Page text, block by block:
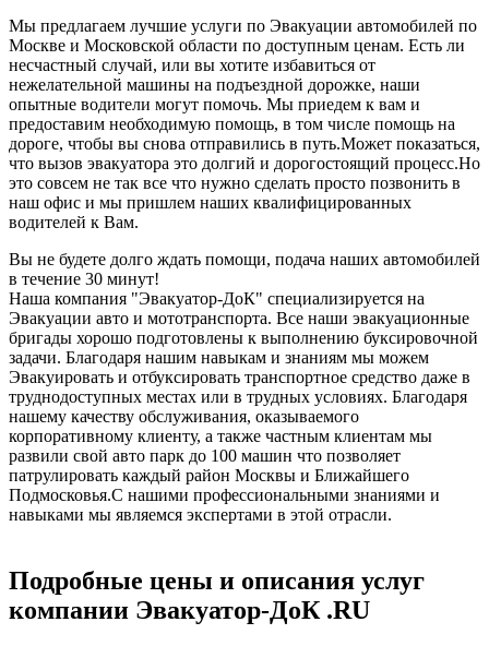
Мы предлагаем лучшие услуги по Эвакуации автомобилей по
Москве и Московской области по доступным ценам. Есть ли
несчастный случай, или вы хотите избавиться от
нежелательной машины на подъездной дорожке, наши
опытные водители могут помочь. Мы приедем к вам и
предоставим необходимую помощь, в том числе помощь на
дороге, чтобы вы снова отправились в путь.Может показаться,
что вызов эвакуатора это долгий и дорогостоящий процесс.Но
это совсем не так все что нужно сделать просто позвонить в
наш офис и мы пришлем наших квалифицированных
водителей к Вам.
Вы не будете долго ждать помощи, подача наших автомобилей
в течение 30 минут!
Наша компания "Эвакуатор-ДоК" специализируется на
Эвакуации авто и мототранспорта. Все наши эвакуационные
бригады хорошо подготовлены к выполнению буксировочной
задачи. Благодаря нашим навыкам и знаниям мы можем
Эвакуировать и отбуксировать транспортное средство даже в
труднодоступных местах или в трудных условиях. Благодаря
нашему качеству обслуживания, оказываемого
корпоративному клиенту, а также частным клиентам мы
развили свой авто парк до 100 машин что позволяет
патрулировать каждый район Москвы и Ближайшего
Подмосковья.С нашими профессиональными знаниями и
навыками мы являемся экспертами в этой отрасли.
Подробные цены и описания услуг
компании Эвакуатор-ДоК .RU